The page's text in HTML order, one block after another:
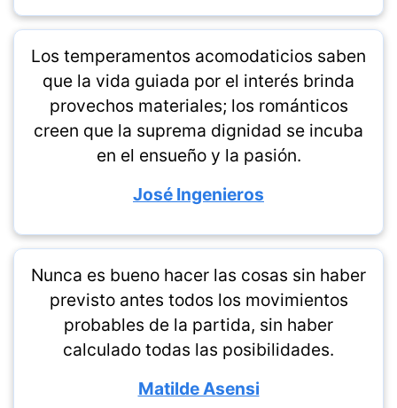
Los temperamentos acomodaticios saben
que la vida guiada por el interés brinda
provechos materiales; los románticos
creen que la suprema dignidad se incuba
en el ensueño y la pasión.
José Ingenieros
Nunca es bueno hacer las cosas sin haber
previsto antes todos los movimientos
probables de la partida, sin haber
calculado todas las posibilidades.
Matilde Asensi